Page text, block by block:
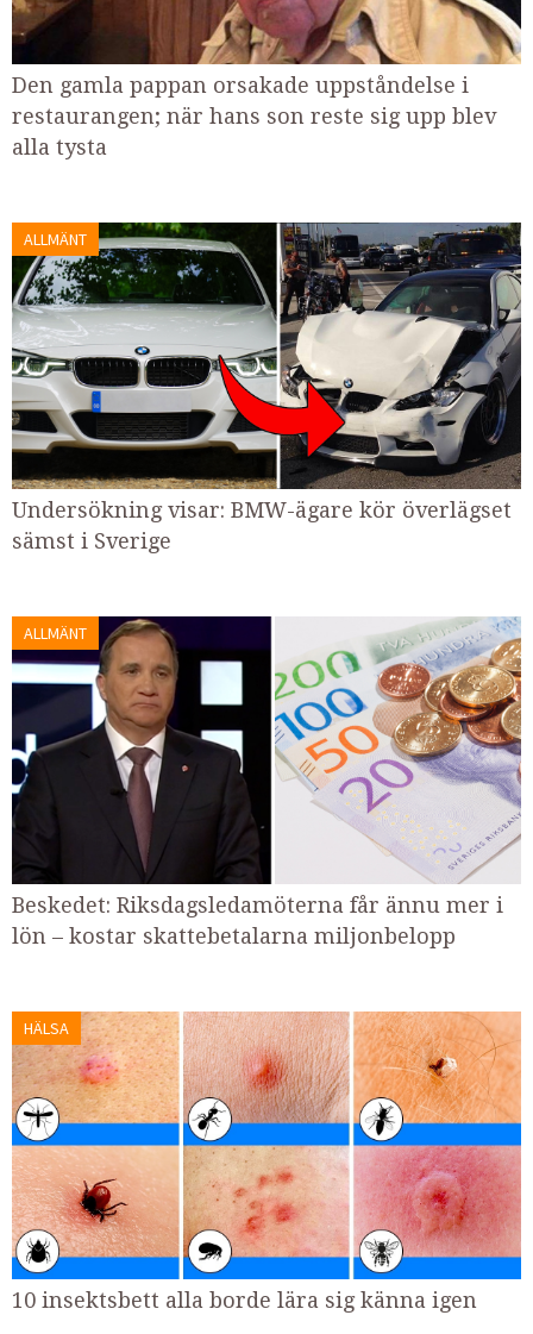
Den gamla pappan orsakade uppståndelse i
restaurangen; när hans son reste sig upp blev
alla tysta
ALLMÄNT
Undersökning visar: BMW-ägare kör överlägset
sämst i Sverige
ALLMÄNT
Beskedet: Riksdagsledamöterna får ännu mer i
lön – kostar skattebetalarna miljonbelopp
HÄLSA
10 insektsbett alla borde lära sig känna igen